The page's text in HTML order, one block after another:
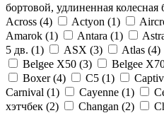
бортовой, удлиненная колесная
Across (4) Actyon (1)
Amarok (1) Antara (1)
5 дв. (1) ASX (3) Atlas (4)
Belgee X50 (3) Belgee
Boxer (4) C5 (1)
Carnival (1) Cayenne (1)
хэтчбек (2) Changan (2)